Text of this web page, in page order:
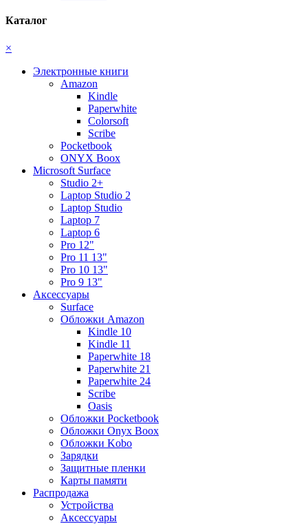
Каталог
×
Электронные книги
Amazon
Kindle
Paperwhite
Colorsoft
Scribe
Pocketbook
ONYX Boox
Microsoft Surface
Studio 2+
Laptop Studio 2
Laptop Studio
Laptop 7
Laptop 6
Pro 12"
Pro 11 13"
Pro 10 13"
Pro 9 13"
Аксессуары
Surface
Обложки Amazon
Kindle 10
Kindle 11
Paperwhite 18
Paperwhite 21
Paperwhite 24
Scribe
Oasis
Обложки Pocketbook
Обложки Onyx Boox
Обложки Kobo
Зарядки
Защитные пленки
Карты памяти
Распродажа
Устройства
Аксессуары